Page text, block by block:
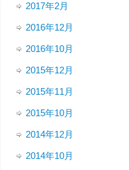
2017年2月
2016年12月
2016年10月
2015年12月
2015年11月
2015年10月
2014年12月
2014年10月